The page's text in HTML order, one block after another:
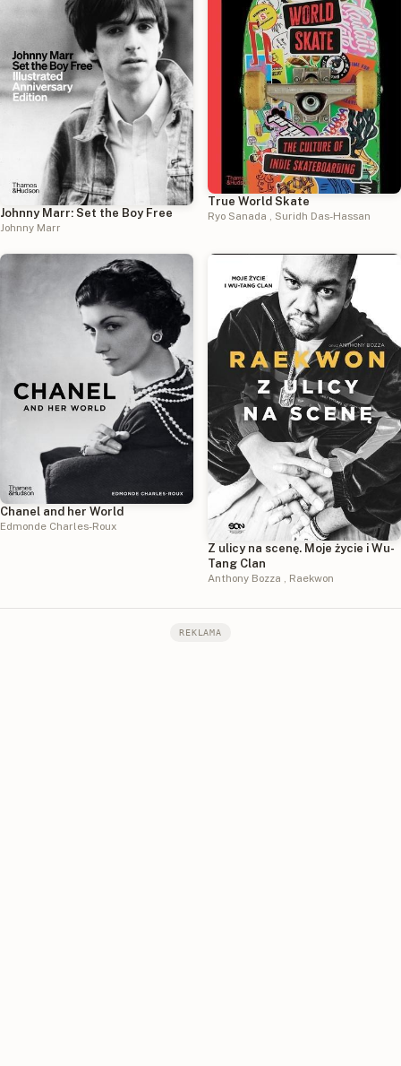
Johnny Marr: Set the Boy Free
Johnny Marr
True World Skate
Ryo Sanada Suridh Das-Hassan
Chanel and her World
Edmonde Charles-Roux
Z ulicy na scenę. Moje życie i Wu-
Tang Clan
Anthony Bozza Raekwon
REKLAMA